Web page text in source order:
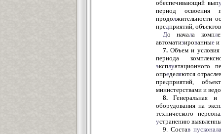
обеспечивающий вып
период освоения
продолжительности
предприятий,
До начала компл
автоматизированные и
7.Объем и
периода
эксплуатационного
определяются
предприятий,
министерствами и
8.Генеральная
оборудования на эксп
технического персона
устранению
9. Состав